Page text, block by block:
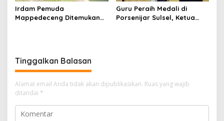
Irdam Pemuda
Mappedeceng Ditemukan
Guru Peraih Medali di
Porsenijar Sulsel, Ketua
Tinggalkan Balasan
Alamat email Anda tidak akan dipublikasikan. Ruas yang wajib
ditandai *